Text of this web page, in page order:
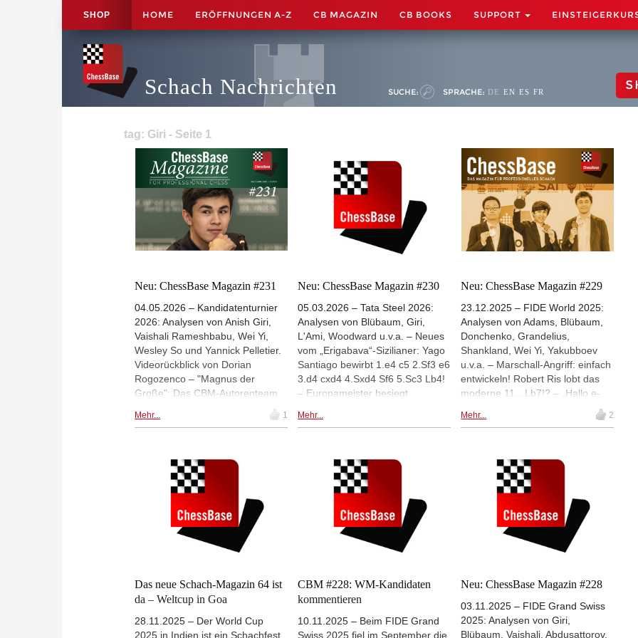
SHOP HOME ERÖFFNUNGEN A-Z CB MAGAZIN CB BOOKS SUPPORT
Schach Nachrichten SUCHE: SPRACHE: DE EN ES FR
tag: Giri - Seite 1
Neu: ChessBase Magazin #231
04.05.2026 – Kandidatenturnier
2026: Analysen von Anish Giri,
Vaishali Rameshbabu, Wei Yi,
Wesley So und Yannick Pelletier.
Videorückblick von Dorian
Rogozenco – "Magnus der
Große": Das CBM-Autorenteam
unkommentierte Carlsen-Siege
Eröffnungsartikel, von Alapin bis
Winawer – "Topgroßmeister am
Werk": Kombinieren wie die Profis
mit Oliver Reeh u.v.m. – Neu: Ab
sofort lieferbar mit der neu
gestalteten Print-Edition (DIN A4,
52 Seiten) zu einem geringen
Download--Version! Schauen Sie
rein - eine Leseprobe als pdf
erwartet Sie!
Mehr... 1
Neu: ChessBase Magazin #230
05.03.2026 – Tata Steel 2026:
Analysen von Blübaum, Giri,
L'Ami, Woodward u.v.a. – Neues
vom „Erigabava“-Sizilianer: Yago
Santiago bewirbt 1.e4 c5 2.Sf3 e6
3.d4 cxd4 4.Sxd4 Sf6 5.Sc3 Lb4!
– Europameister besiegt
zeigt „Zug für Zug“, wie Matthias
auskonterte – Slawisches
Marshall-Gambit: weiße Dame
auf d8! Lars Schandorff
untersucht 1.d4 d5 2.c4 c6 3.Sc3
e6 4.e4 dxe4 5.Sxe4 Lb4+ 6.Ld2
Qxd4 7.Lxb4 Qxe4+ 8.Le2 Sa6
9.La5 f6!? – Einfach zu merken,
Rogozenco zeigt ein klassisches
Springer + Randbauer –
Strategie: der richtige
Doppelbauer! Mihail Marin erklärt,
Mehr...
Neu: ChessBase Magazin #229
23.12.2025 – FIDE World 2025:
Analysen von Adams, Blübaum,
Donchenko, Grandelius,
Shankland, Wei Yi, Yakubboev
u.v.a. – Marschall-Angriff: einfach
entwickeln! Robert Ris lobt das
moderne 11…Lb7!? – „Hallo e-
Linie!“: Oliver Reeh stellt in seiner
Taktik-Rubrik zu 33 Partien jede
– „Kozul Suicide Variation“:
Tanmay Srinath untersucht das
messerscharfe 7…a6 8.0–0–0
Ld7 9.f4 b5 10.Lxf6 gxf6 im
Rauser-Sizilianer – Topalov-
Anand 2005: Dorian Rogozenco
blickt zurück auf einen „Modernen
14.Sxf7!! im Dameninder u.v.a.
Inkl. ChessBase Book für iPad,
Tablet etc.
Mehr... 2
Das neue Schach-Magazin 64 ist
da – Weltcup in Goa
28.11.2025 – Der World Cup
2025 in Indien ist ein Schachfest
CBM #228: WM-Kandidaten
kommentieren
10.11.2025 – Beim FIDE Grand
Swiss 2025 fiel im September die
Neu: ChessBase Magazin #228
03.11.2025 – FIDE Grand Swiss
2025: Analysen von Giri,
Blübaum, Vaishali, Abdusattorov,